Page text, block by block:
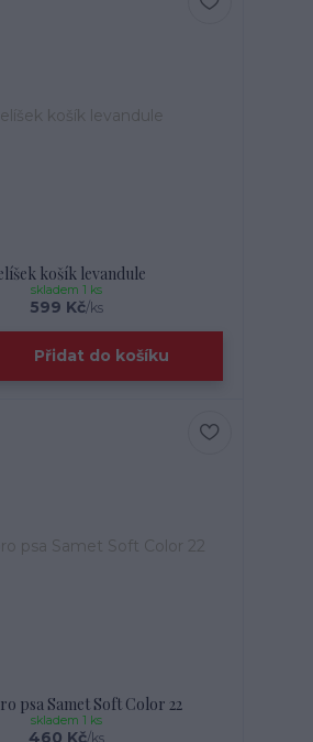
košík levandule
599 Kč/ks
skladem 1 ks
Přidat do košíku
psa Samet Soft Color 22
460 Kč/ks
skladem 1 ks